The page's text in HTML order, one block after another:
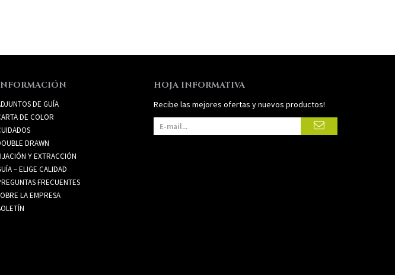
DE GUÍA
DE COLOR
DRAWN
Y EXTRACCIÓN
– ELIGE CALIDAD
FRECUENTES
LA EMPRESA
HOJA INFORMATIVA
Recibe las mejores ofertas y nuevos productos!